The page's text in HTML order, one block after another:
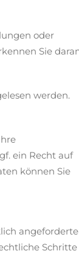
oder
Sie
werden.
ein Recht auf
können Sie
Schritte